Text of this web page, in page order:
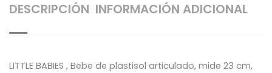
DESCRIPCIÓN INFORMACIÓN ADICIONAL
LITTLE BABIES , Bebe de plastisol articulado, mide 23 cm,